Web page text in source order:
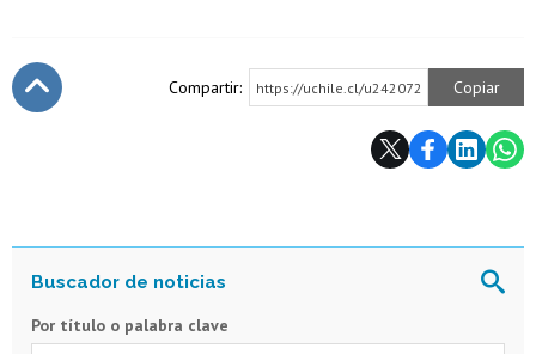
Compartir: https://uchile.cl/u242072 Copiar
Por título o palabra clave